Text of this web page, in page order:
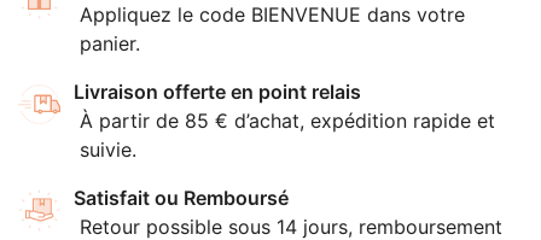
Appliquez le code BIENVENUE dans votre
panier.
Livraison offerte en point relais
À partir de 85 € d’achat, expédition rapide et
suivie.
Satisfait ou Remboursé
Retour possible sous 14 jours, remboursement